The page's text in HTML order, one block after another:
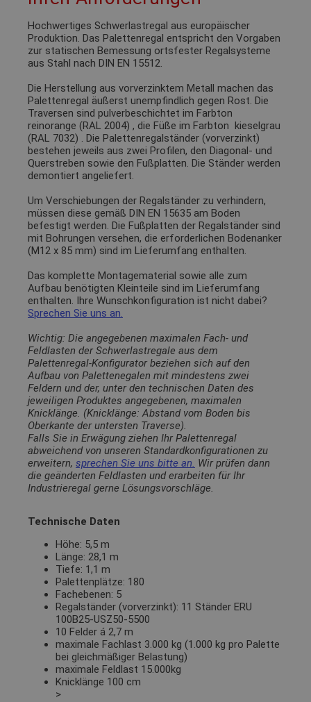
Hochwertiges Schwerlastregal aus europäischer
Produktion. Das Palettenregal entspricht den Vorgaben
zur statischen Bemessung ortsfester Regalsysteme
aus Stahl nach DIN EN 15512.
Die Herstellung aus vorverzinktem Metall machen das
Palettenregal äußerst unempfindlich gegen Rost. Die
Traversen sind pulverbeschichtet im Farbton
reinorange (RAL 2004) , die Füße im Farbton
kieselgrau
(RAL 7032) . Die Palettenregalständer (vorverzinkt)
bestehen jeweils aus zwei Profilen, den Diagonal- und
Querstreben sowie den Fußplatten. Die Ständer werden
demontiert angeliefert.
Um Verschiebungen der Regalständer zu verhindern,
müssen diese gemäß DIN EN 15635 am Boden
befestigt werden. Die Fußplatten der Regalständer sind
mit Bohrungen versehen, die erforderlichen Bodenanker
(M12 x 85 mm) sind im Lieferumfang enthalten.
Das komplette Montagematerial sowie alle zum
Aufbau benötigten Kleinteile sind im Lieferumfang
enthalten. Ihre Wunschkonfiguration ist nicht dabei?
Sprechen Sie uns an.
Wichtig: Die angegebenen maximalen Fach- und
Feldlasten der Schwerlastregale aus dem
Palettenregal-Konfigurator beziehen sich auf den
Aufbau von Palettenegalen mit mindestens zwei
Feldern und der, unter den technischen Daten des
jeweiligen Produktes angegebenen, maximalen
Knicklänge. (Knicklänge: Abstand vom Boden bis
Oberkante der untersten Traverse).
Falls Sie in Erwägung ziehen Ihr Palettenregal
abweichend von unseren Standardkonfigurationen zu
erweitern, sprechen Sie uns bitte an. Wir prüfen dann
die geänderten Feldlasten und erarbeiten für Ihr
Industrieregal gerne Lösungsvorschläge.
Technische Daten
Höhe: 5,5 m
Länge: 28,1 m
Tiefe: 1,1 m
Palettenplätze: 180
Fachebenen: 5
Regalständer (vorverzinkt): 11 Ständer ERU
100B25-USZ50-5500
10 Felder á 2,7 m
maximale Fachlast 3.000 kg (1.000 kg pro Palette
bei gleichmäßiger Belastung)
maximale Feldlast 15.000kg
Knicklänge 100 cm
>